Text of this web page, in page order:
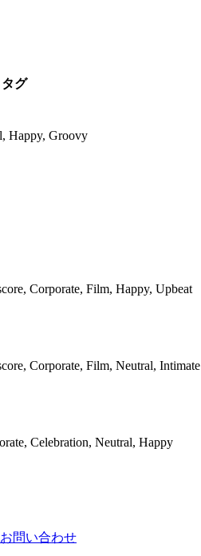
タグ
Happy, Groovy
Corporate, Film, Happy, Upbeat
Corporate, Film, Neutral, Intimate
Celebration, Neutral, Happy
お問い合わせ